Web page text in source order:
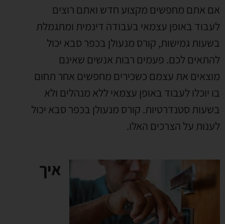
אם אתם מחפשים מקצוע חדש ואתם רוצים
לעבוד באופן עצמאי בעבודה דינמית ומתגמלת
בשעות גמישות, קורס מנעולן בכפר סבא יכול
להתאים לכם. פעמים רבות אנשים שאינם
מוצאים את עצמם כשכירים מחפשים אחר תחום
בו יוכלו לעבוד באופן עצמאי ללא מנהלים ולא
בשעות סטנדרטיות. קורס מנעולן בכפר סבא יכול
לענות על הצרכים האלו.
איך